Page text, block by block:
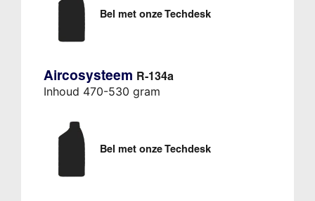
Bel met onze Techdesk
Aircosysteem R-134a
Inhoud 470-530 gram
Bel met onze Techdesk